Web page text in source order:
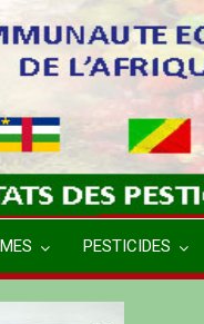
PESTICIDES